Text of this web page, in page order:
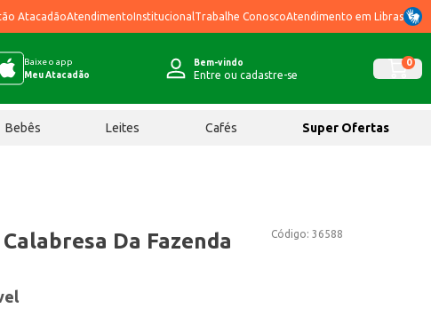
AtacadãoAtendimentoInstitucional Trabalhe ConoscoAtendimento em Libras
Baixe o app
Meu Atacadão
Bem-vindo
Entre ou cadastre-se
0
Bebês Leites Cafés Super Ofertas
Código: 36588
Da Fazenda